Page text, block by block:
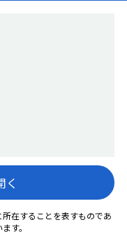
く
在することを表すものであ
す。